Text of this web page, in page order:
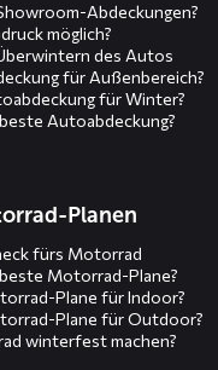
Abdeckungen?
möglich?
des Autos
für Außenbereich?
für Winter?
Autoabdeckung?
Planen
fürs Motorrad
Motorrad-Plane?
Plane für Indoor?
Plane für Outdoor?
winterfest machen?